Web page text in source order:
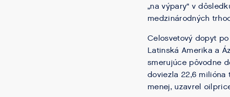
„na výpary“ v
medzinárodných
Celosvetový dopyt
Latinská Amerika a
smerujúce pôvodne
doviezla 22,6
menej, uzavrel